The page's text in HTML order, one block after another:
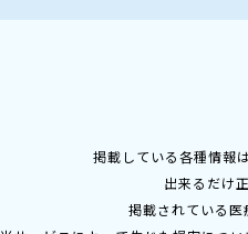
掲載している各種情報
出来るだけ
掲載されている医